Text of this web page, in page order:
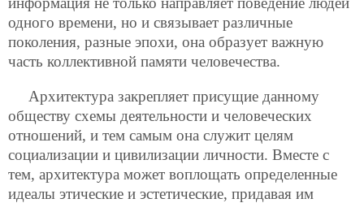
одного времени, но и связывает различные
поколения, разные эпохи, она образует важную
часть коллективной памяти человечества.
Архитектура закрепляет присущие данному
обществу схемы деятельности и человеческих
отношений, и тем самым она служит целям
социализации и цивилизации личности. Вместе с
тем, архитектура может воплощать определенные
идеалы этические и эстетические, придавая им